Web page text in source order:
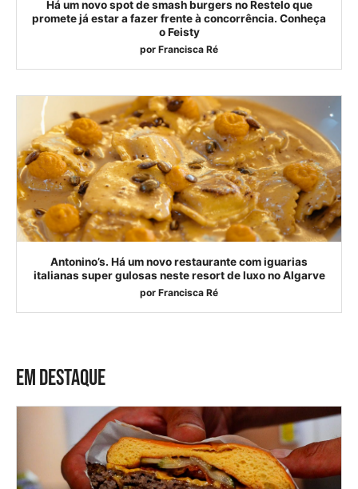
Há um novo spot de smash burgers no Restelo que
promete já estar a fazer frente à concorrência. Conheça
o Feisty
por Francisca Ré
Antonino’s. Há um novo restaurante com iguarias
italianas super gulosas neste resort de luxo no Algarve
por Francisca Ré
EM DESTAQUE